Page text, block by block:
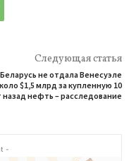
Следующая статья
Беларусь не отдала Венесуэле
$1,5 млрд за купленную 10
назад нефть – расследование
-